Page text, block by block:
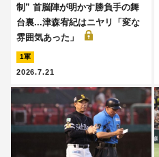
制” 首脳陣が明かす勝負手の舞
台裏...津森宥紀はニヤリ「変な
雰囲気あった」
1軍
2026.7.21